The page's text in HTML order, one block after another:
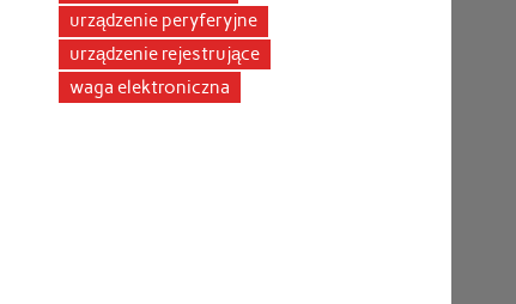
urządzenie peryferyjne
urządzenie rejestrujące
waga elektroniczna